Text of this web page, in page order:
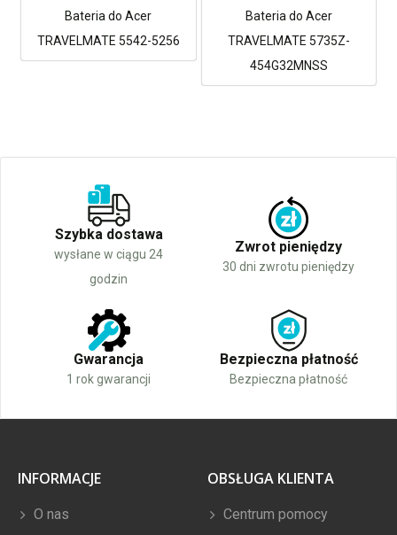
Bateria do Acer
TRAVELMATE 5542-5256
Bateria do Acer
TRAVELMATE 5735Z-
454G32MNSS
Szybka dostawa
wysłane w ciągu 24
godzin
Zwrot pieniędzy
30 dni zwrotu pieniędzy
Gwarancja
1 rok gwarancji
Bezpieczna płatność
Bezpieczna płatność
INFORMACJE
O nas
OBSŁUGA KLIENTA
Centrum pomocy